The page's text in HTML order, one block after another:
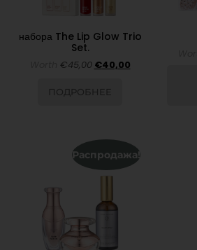
набора The Lip Glow Trio
Set.
€45,00 €40,00
ПОДРОБНЕЕ
Распродажа!